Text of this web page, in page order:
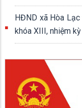
HĐND xã Hòa
khóa XIII,